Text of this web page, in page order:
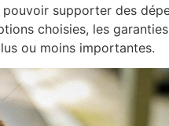
supporter des
choisies, les garanties
ou moins importantes.